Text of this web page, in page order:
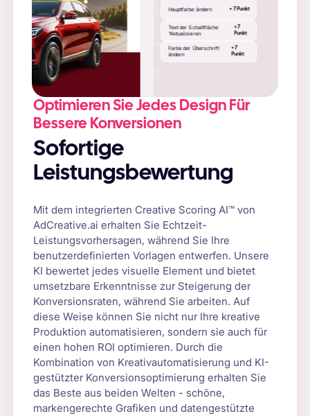
Optimieren Sie Jedes Design Für
Bessere Konversionen
Sofortige
Leistungsbewertung
Mit dem integrierten Creative Scoring AI™ von
AdCreative.ai erhalten Sie Echtzeit-
Leistungsvorhersagen, während Sie Ihre
benutzerdefinierten Vorlagen entwerfen. Unsere
KI bewertet jedes visuelle Element und bietet
umsetzbare Erkenntnisse zur Steigerung der
Konversionsraten, während Sie arbeiten. Auf
diese Weise können Sie nicht nur Ihre kreative
Produktion automatisieren, sondern sie auch für
einen hohen ROI optimieren. Durch die
Kombination von Kreativautomatisierung und KI-
gestützter Konversionsoptimierung erhalten Sie
das Beste aus beiden Welten - schöne,
markengerechte Grafiken und datengestützte
Hauptfarbe ändern +7Punkt
Text der Schaltfläche
"Aktualisieren
+7
Punkt
Farbe der Überschrift
ändern
+7
Punkt